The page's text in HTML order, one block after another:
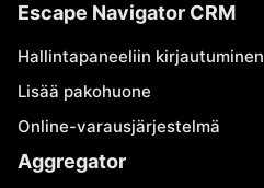
Escape Navigator CRM
Hallintapaneeliin kirjautuminen
Lisää pakohuone
Online-varausjärjestelmä
Aggregator